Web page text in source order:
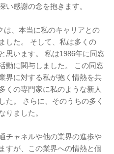
い感謝の念を抱きます。
は、本当に私のキャリアとの
した。 そして、私は多くの
思います。 私は1986年に同窓
動に関与しました。 この同窓
界に対する私が抱く情熱を共
くの専門家に私のような新人
た。 さらに、そのうちの多く
りました。
チャネルや他の業界の進歩や
すが、この業界への情熱と個